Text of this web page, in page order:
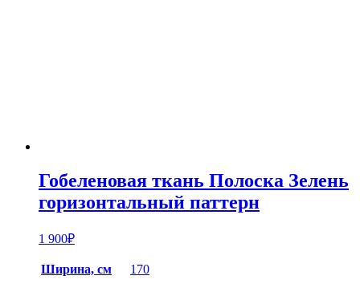
Гобеленовая ткань Полоска Зелень
горизонтальный паттерн
1 900₽
Ширина, см 170